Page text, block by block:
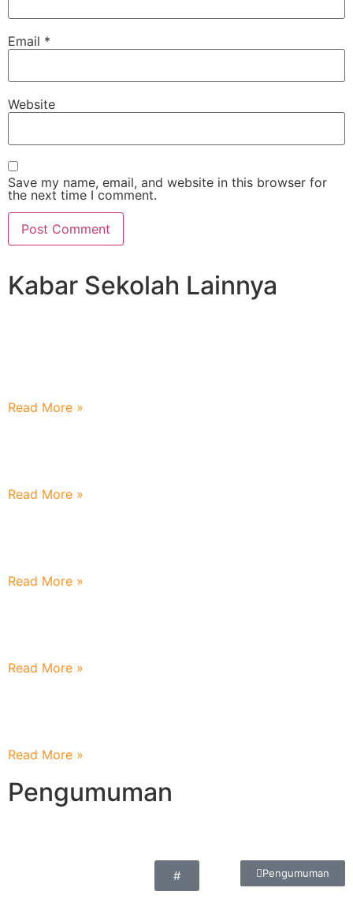
Email *
Website
Save my name, email, and website in this browser for
the next time I comment.
Kabar Sekolah Lainnya
Read More »
Read More »
Read More »
Read More »
Read More »
Pengumuman
Pengumuman
#